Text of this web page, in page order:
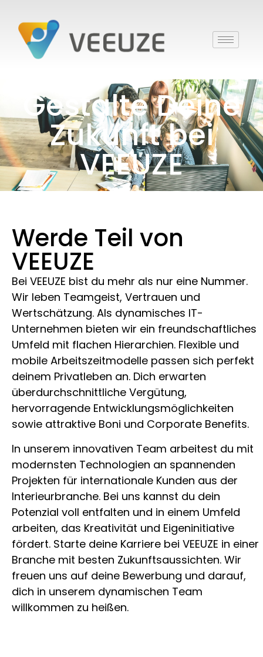
Gestalte Deine
Zukunft bei
VEEUZE
Werde Teil von
VEEUZE
Bei VEEUZE bist du mehr als nur eine Nummer.
Wir leben Teamgeist, Vertrauen und
Wertschätzung. Als dynamisches IT-
Unternehmen bieten wir ein freundschaftliches
Umfeld mit flachen Hierarchien. Flexible und
mobile Arbeitszeitmodelle passen sich perfekt
deinem Privatleben an. Dich erwarten
überdurchschnittliche Vergütung,
hervorragende Entwicklungsmöglichkeiten
sowie attraktive Boni und Corporate Benefits.
In unserem innovativen Team arbeitest du mit
modernsten Technologien an spannenden
Projekten für internationale Kunden aus der
Interieurbranche. Bei uns kannst du dein
Potenzial voll entfalten und in einem Umfeld
arbeiten, das Kreativität und Eigeninitiative
fördert. Starte deine Karriere bei VEEUZE in einer
Branche mit besten Zukunftsaussichten. Wir
freuen uns auf deine Bewerbung und darauf,
dich in unserem dynamischen Team
willkommen zu heißen.